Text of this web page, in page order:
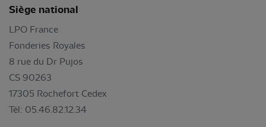
Siège national
LPO France
Fonderies Royales
8 rue du Dr Pujos
CS 90263
17305 Rochefort Cedex
Tél: 05.46.82.12.34